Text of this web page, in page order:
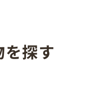
探す